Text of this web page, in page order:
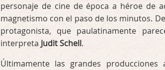
personaje de cine de época a héroe de
magnetismo con el paso de los minutos.
protagonista, que paulatinamente
interpreta Judit Schell.
Últimamente las grandes